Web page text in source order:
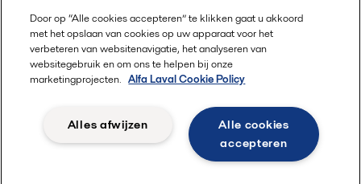
All offices and partners
Richtlijnen voor de community
Gebruiksvoorwaarden
Door op “Alle cookies accepteren” te klikken gaat u akkoord
met het opslaan van cookies op uw apparaat voor het
verbeteren van websitenavigatie, het analyseren van
websitegebruik en om ons te helpen bij onze
marketingprojecten. Alfa Laval Cookie Policy
Alle cookies
accepteren
Alles afwijzen